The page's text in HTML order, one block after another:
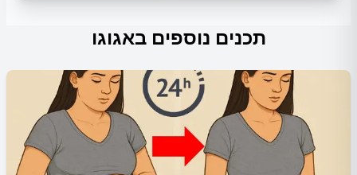
תכנים נוספים באגוגו